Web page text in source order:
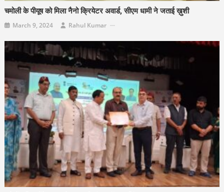
चमोली के पीयूष को मिला नैनो क्रियेटर अवार्ड, सीएम धामी ने जताई ख़ुशी
March 9, 2024 Rahul Kumar